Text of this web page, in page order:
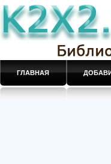
ГЛАВНАЯ